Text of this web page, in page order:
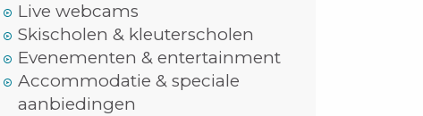
Live webcams
Skischolen & kleuterscholen
Evenementen & entertainment
Accommodatie & speciale
aanbiedingen